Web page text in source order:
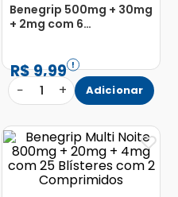
Benegrip 500mg + 30mg
+ 2mg com 6
R$9,99
− 1 + Adicionar